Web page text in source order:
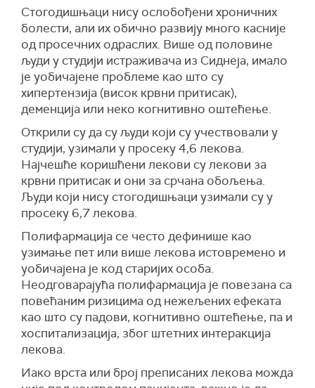
Стогодишњаци нису ослобођени хроничних
болести, али их обично развију много касније
од просечних одраслих. Више од половине
људи у студији истраживача из Сиднеја, имало
је уобичајене проблеме као што су
хипертензија (висок крвни притисак),
деменција или неко когнитивно оштећење.
Открили су да су људи који су учествовали у
студији, узимали у просеку 4,6 лекова.
Најчешће коришћени лекови су лекови за
крвни притисак и они за срчана обољења.
Људи који нису стогодишњаци узимали су у
просеку 6,7 лекова.
Полифармација се често дефинише као
узимање пет или више лекова истовремено и
уобичајена је код старијих особа.
Неодговарајућа полифармација је повезана са
повећаним ризицима од нежељених ефеката
као што су падови, когнитивно оштећење, па и
хоспитализација, због штетних интеракција
лекова.
Иако врста или број преписаних лекова можда